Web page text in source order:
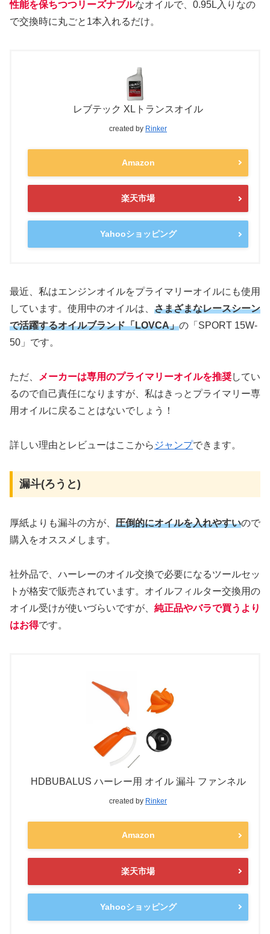
性能を保ちつつリーズナブルなオイルで、0.95L入りなの
で交換時に丸ごと1本入れるだけ。
レブテック XLトランスオイル
created by Rinker
Amazon
楽天市場
Yahooショッピング
最近、私はエンジンオイルをプライマリーオイルにも使用
しています。使用中のオイルは、 さまざまなレースシーン
で活躍するオイルブランド「LOVCA」の「SPORT 15W-
50」です。
ただ、 メーカーは専用のプライマリーオイルを推奨してい
るので自己責任になりますが、私はきっとプライマリー専
用オイルに戻ることはないでしょう！
詳しい理由とレビューはここから ジャンプできます。
漏斗(ろうと)
厚紙よりも漏斗の方が、 圧倒的にオイルを入れやすいので
購入をオススメします。
社外品で、ハーレーのオイル交換で必要になるツールセッ
トが格安で販売されています。オイルフィルター交換用の
オイル受けが使いづらいですが、 純正品やバラで買うより
はお得です。
HDBUBALUS ハーレー用 オイル 漏斗 ファンネル
created by Rinker
Amazon
楽天市場
Yahooショッピング